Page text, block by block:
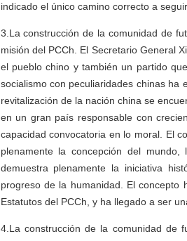
indicado el único camino correcto a
3.La construcción de la comunidad de
misión del PCCh. El Secretario General
el pueblo chino y también un partido
socialismo con peculiaridades chinas
revitalización de la nación china se
en un gran país responsable con
capacidad convocatoria en lo moral. El
plenamente la concepción del
demuestra plenamente la iniciativa
progreso de la humanidad. El concepto
Estatutos del PCCh, y ha llegado a ser
4.La construcción de la comunidad de